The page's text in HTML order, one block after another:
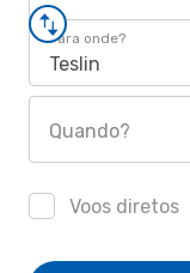
Para onde?
Teslin
Quando?
Voos diretos